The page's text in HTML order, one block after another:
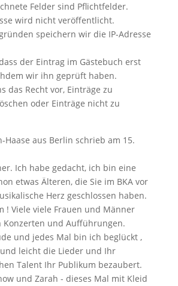
Felder sind Pflichtfelder.
wird nicht veröffentlicht.
speichern wir die IP-Adresse
der Eintrag im Gästebuch erst
wir ihn geprüft haben.
das Recht vor, Einträge zu
oder Einträge nicht zu
Haase aus Berlin schrieb am 15.
Ich habe gedacht, ich bin eine
etwas Älteren, die Sie im BKA vor
Herz geschlossen haben.
! Viele viele Frauen und Männer
Konzerten und Aufführungen.
und jedes Mal bin ich beglückt ,
leicht die Lieder und Ihr
Talent Ihr Publikum bezaubert.
und Zarah - dieses Mal mit Kleid